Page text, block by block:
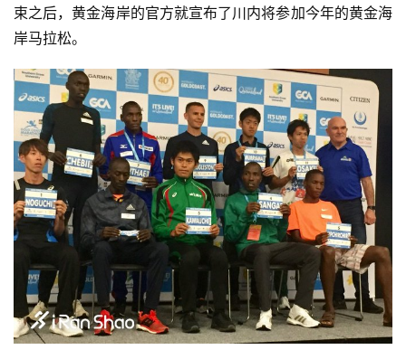
束之后，黄金海岸的官方就宣布了川内将参加今年的黄金海
岸马拉松。